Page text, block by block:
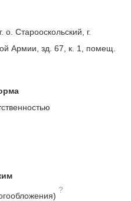
о. Старооскольский, г.
Армии, зд. 67, к. 1, помещ.
?